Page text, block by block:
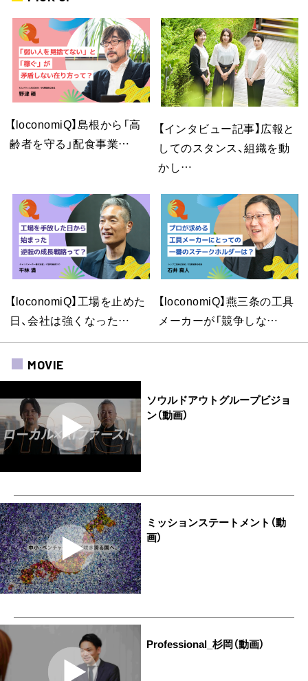
【loconomiQ】島根から「高
齢者を守る」配食事業…
【インタビュー記事】広報と
してのスタンス、組織を動
かし…
【loconomiQ】工場を止めた
日、会社は強くなった…
【loconomiQ】燕三条の工具
メーカーが「競争しな…
MOVIE
ソウルドアウトグループビジョ
ン（動画）
ミッションステートメント（動
画）
Professional_杉岡（動画）